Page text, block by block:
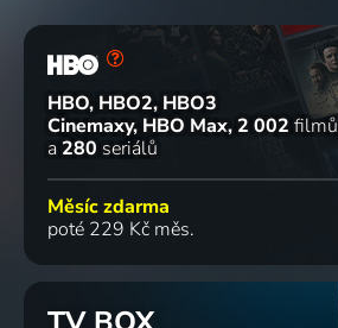
HBO, HBO2, HBO3
Cinemaxy, HBO Max 2 002 filmů
a 280 seriálů
Měsíc zdarma
poté 229 Kč měs.